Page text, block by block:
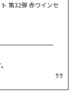
第32弾 赤ワインセ